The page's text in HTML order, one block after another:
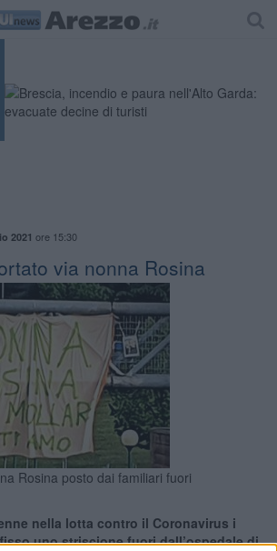
2021 ore 15:30
via nonna Rosina
Rosina posto dai familiari fuori
nella lotta contro il Coronavirus i
uno striscione fuori dall’ospedale di